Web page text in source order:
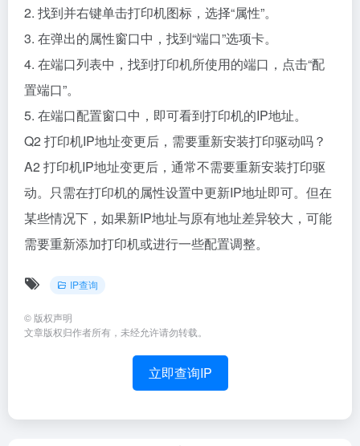
2. 找到并右键单击打印机图标，选择“属性”。
3. 在弹出的属性窗口中，找到“端口”选项卡。
4. 在端口列表中，找到打印机所使用的端口，点击“配
置端口”。
5. 在端口配置窗口中，即可看到打印机的IP地址。
Q2 打印机IP地址变更后，需要重新安装打印驱动吗？
A2 打印机IP地址变更后，通常不需要重新安装打印驱
动。只需在打印机的属性设置中更新IP地址即可。但在
某些情况下，如果新IP地址与原有地址差异较大，可能
需要重新添加打印机或进行一些配置调整。
IP查询
© 版权声明
文章版权归作者所有，未经允许请勿转载。
立即查询IP